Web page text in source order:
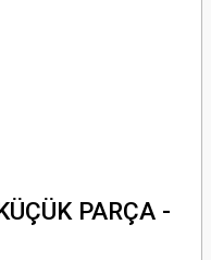
PARÇA -